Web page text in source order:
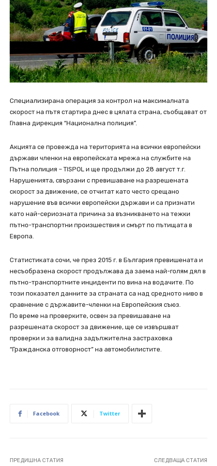
Специализирана операция за контрол на максималната
скорост на пътя стартира днес в цялата страна, съобщават от
Главна дирекция “Национална полиция”.
Акцията се провежда на територията на всички европейски
държави членки на европейската мрежа на службите на
Пътна полиция – TISPOL и ще продължи до 28 август т.г.
Нарушенията, свързани с превишаване на разрешената
скорост за движение, се отчитат като често срещано
нарушение във всички европейски държави и са признати
като най-сериозната причина за възникването на тежки
пътно-транспортни произшествия и смърт по пътищата в
Европа.
Статистиката сочи, че през 2015 г. в България превишената и
несъобразена скорост продължава да заема най-голям дял в
пътно-транспортните инциденти по вина на водачите. По
този показател данните за страната са над средното ниво в
сравнение с държавите-членки на Европейския съюз.
По време на проверките, освен за превишаване на
разрешената скорост за движение, ще се извършват
проверки и за валидна задължителна застраховка
“Гражданска отговорност” на автомобилистите.
Facebook Twitter
ПРЕДИШНА СТАТИЯ СЛЕДВАЩА СТАТИЯ